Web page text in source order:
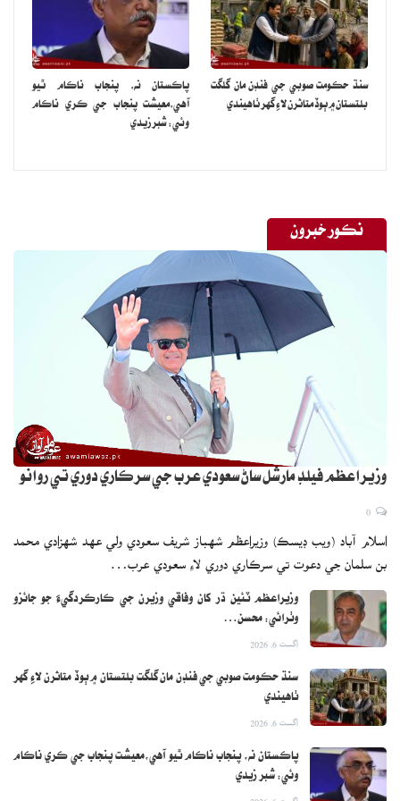
سنڌ حڪومت صوبي جي فنڊن مان گلگت
بلتستان ۾ ٻوڏ متاثرن لاءِ گهر ٺاهيندي
پاڪستان نه، پنجاب ناڪام ٿيو
آهي،معيشت پنجاب جي ڪري ناڪام
وئي: شبر زيدي
نڪور خبرون
وزيراعظم فيلڊ مارشل ساڻ سعودي عرب جي سرڪاري دوري تي روانو
اسلام آباد (ويب ڊيسڪ) وزيراعظم شهباز شريف سعودي ولي عهد شهزادي محمد
بن سلمان جي دعوت تي سرڪاري دوري لاءِ سعودي عرب…
وزيراعظم ٽئين ڌر کان وفاقي وزيرن جي ڪارڪردگيءَ جو جائزو
وٺرائي: محسن…
اگست 6, 2026
سنڌ حڪومت صوبي جي فنڊن مان گلگت بلتستان ۾ ٻوڏ متاثرن لاءِ گهر
ٺاهيندي
اگست 6, 2026
پاڪستان نه، پنجاب ناڪام ٿيو آهي،معيشت پنجاب جي ڪري ناڪام
وئي: شبر زيدي
اگست 6, 2026